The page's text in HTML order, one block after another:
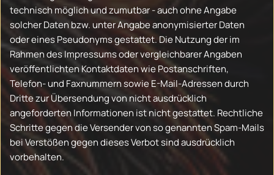
technisch möglich und zumutbar - auch ohne Angabe
solcher Daten bzw. unter Angabe anonymisierter Daten
oder eines Pseudonyms gestattet. Die Nutzung der im
Rahmen des Impressums oder vergleichbarer Angaben
veröffentlichten Kontaktdaten wie Postanschriften,
Telefon- und Faxnummern sowie E-Mail-Adressen durch
Dritte zur Übersendung von nicht ausdrücklich
angeforderten Informationen ist nicht gestattet. Rechtliche
Schritte gegen die Versender von so genannten Spam-Mails
bei Verstößen gegen dieses Verbot sind ausdrücklich
vorbehalten.